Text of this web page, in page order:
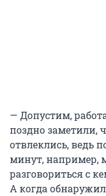
— Допустим,
поздно заметили,
отвлеклись, ведь
минут, например,
разговориться с
А когда